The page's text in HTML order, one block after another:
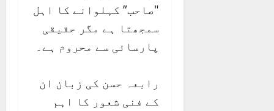
"صاحب” کہلوانے کا اہل
سمجھتا ہے مگر حقیقی
پارسائی سے محروم ہے۔
رابعہ حسن کی زبان ان
کے فنی شعور کا اہم